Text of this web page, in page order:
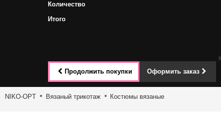
Количество
Итого
Продолжить покупки Оформить заказ
Toggle
NIKO-OPT Вязаный трикотаж Костюмы вязаные